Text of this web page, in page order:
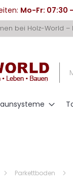
Mo-Fr: 07:30
bei Holz-World
Parkettboden